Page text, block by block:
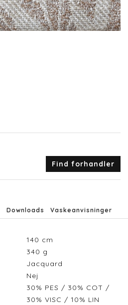
Find forhandler
Downloads Vaskeanvisninger
140 cm
340 g
Jacquard
Nej
30% PES / 30% COT /
30% VISC / 10% LIN